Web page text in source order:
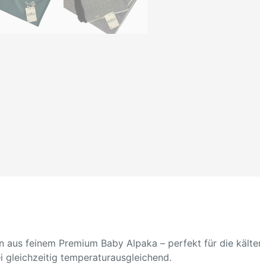
aus feinem Premium Baby Alpaka – perfekt für die
temperaturausgleichend.